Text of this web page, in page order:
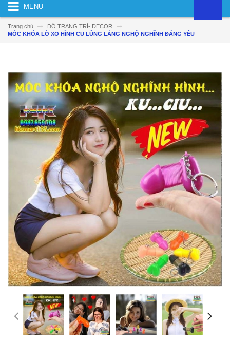
MENU
Trang chủ
ĐỒ TRANG TRÍ- DECOR
MÓC KHÓA LÒ XO HÌNH CU LỦNG LẲNG NGHỘ NGHĨNH ĐÁNG YÊU